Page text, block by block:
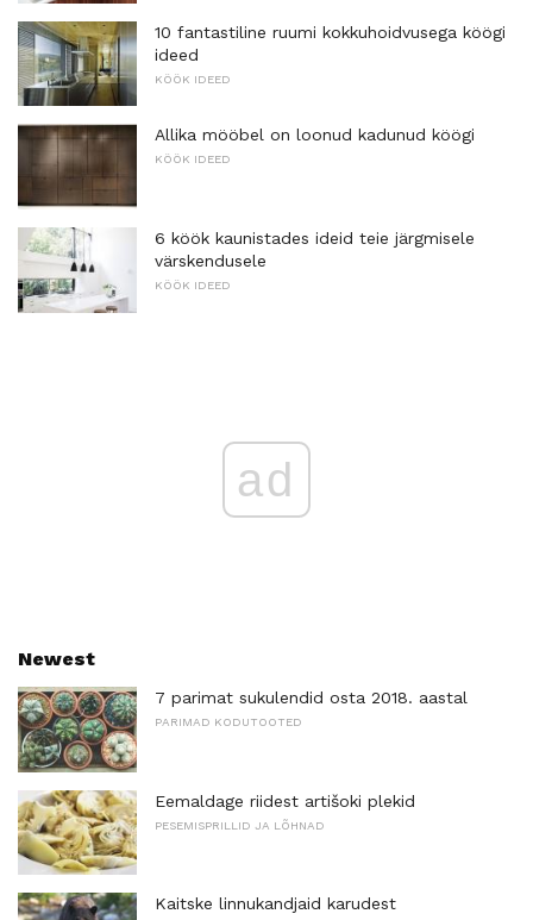
10 fantastiline ruumi kokkuhoidvusega köögi
ideed
KÖÖK IDEED
Allika mööbel on loonud kadunud köögi
KÖÖK IDEED
6 köök kaunistades ideid teie järgmisele
värskendusele
KÖÖK IDEED
ad
Newest
7 parimat sukulendid osta 2018. aastal
PARIMAD KODUTOOTED
Eemaldage riidest artišoki plekid
PESEMISPRILLID JA LÕHNAD
Kaitske linnukandjaid karudest